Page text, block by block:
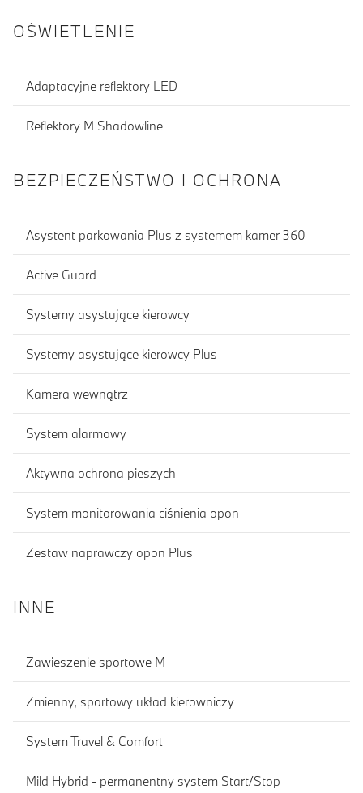
OŚWIETLENIE
Adaptacyjne reflektory LED
Reflektory M Shadowline
BEZPIECZEŃSTWO I OCHRONA
Asystent parkowania Plus z systemem kamer 360
Active Guard
Systemy asystujące kierowcy
Systemy asystujące kierowcy Plus
Kamera wewnątrz
System alarmowy
Aktywna ochrona pieszych
System monitorowania ciśnienia opon
Zestaw naprawczy opon Plus
INNE
Zawieszenie sportowe M
Zmienny, sportowy układ kierowniczy
System Travel & Comfort
Mild Hybrid - permanentny system Start/Stop